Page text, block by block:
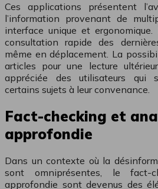
Ces applications présentent
l’information provenant de
interface unique et
consultation rapide des
même en déplacement. La
articles pour une lecture
appréciée des utilisateurs qui
certains sujets à leur convenance.
Fact-checking et
approfondie
Dans un contexte où la
sont omniprésentes, le fact-
approfondie sont devenus des